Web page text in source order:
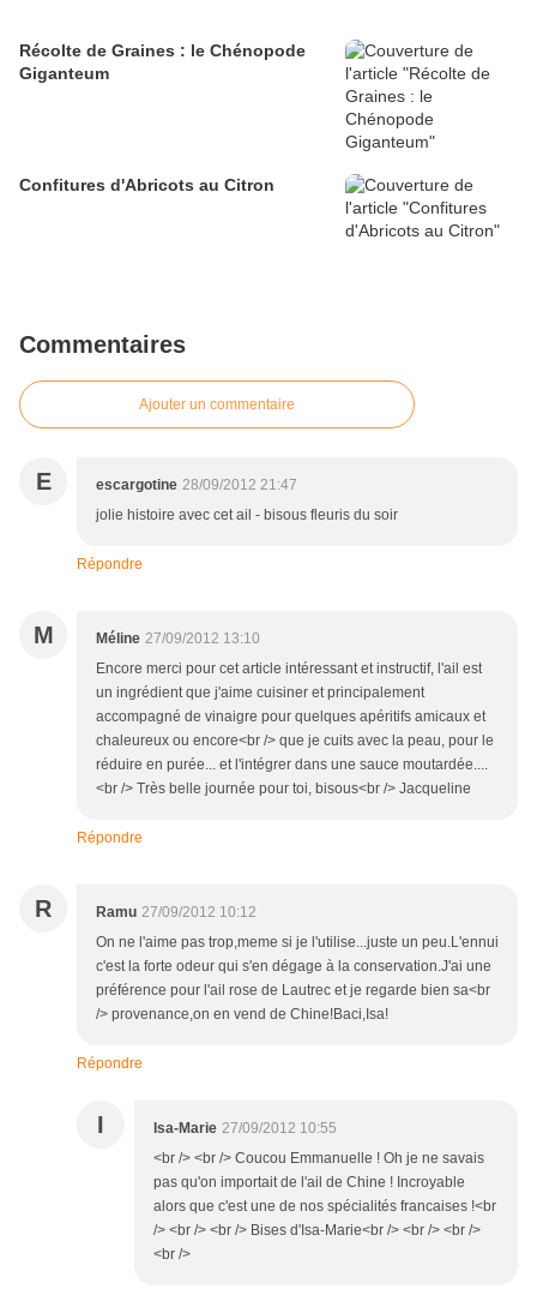
Récolte de Graines : le Chénopode
Giganteum
Confitures d'Abricots au Citron
Commentaires
Ajouter un commentaire
E escargotine 28/09/2012 21:47
jolie histoire avec cet ail - bisous fleuris du soir
Répondre
M Méline 27/09/2012 13:10
Encore merci pour cet article intéressant et instructif, l'ail est
un ingrédient que j'aime cuisiner et principalement
accompagné de vinaigre pour quelques apéritifs amicaux et
chaleureux ou encore<br /> que je cuits avec la peau, pour le
réduire en purée... et l'intégrer dans une sauce moutardée....
<br /> Très belle journée pour toi, bisous<br /> Jacqueline
Répondre
R Ramu 27/09/2012 10:12
On ne l'aime pas trop,meme si je l'utilise...juste un peu.L'ennui
c'est la forte odeur qui s'en dégage à la conservation.J'ai une
préférence pour l'ail rose de Lautrec et je regarde bien sa<br
/> provenance,on en vend de Chine!Baci,Isa!
Répondre
I Isa-Marie 27/09/2012 10:55
<br /> <br /> Coucou Emmanuelle ! Oh je ne savais
pas qu'on importait de l'ail de Chine ! Incroyable
alors que c'est une de nos spécialités francaises !<br
/> <br /> <br /> Bises d'Isa-Marie<br /> <br /> <br />
<br />